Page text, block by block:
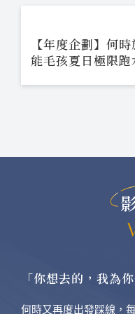
【年度企劃】何
能毛孩夏日極限跑
「你想去的，我為
何時又再度出發踩線，